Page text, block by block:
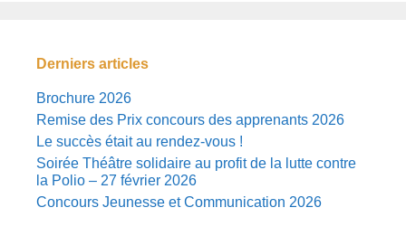
Derniers articles
Brochure 2026
Remise des Prix concours des apprenants 2026
Le succès était au rendez-vous !
Soirée Théâtre solidaire au profit de la lutte contre
la Polio – 27 février 2026
Concours Jeunesse et Communication 2026